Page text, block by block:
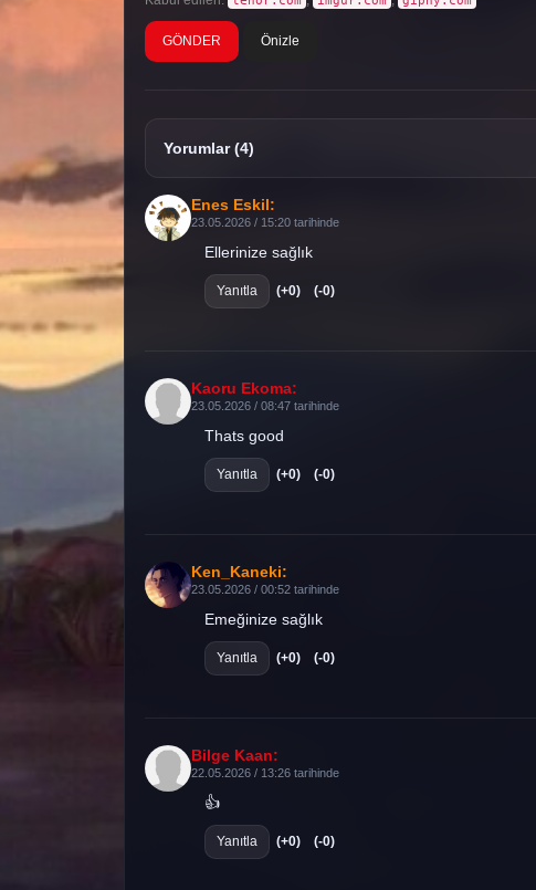
Önizle
Yorumlar (4)
Enes Eskil:
23.05.2026 / 15:20 tarihinde
Ellerinize sağlık
Yanıtla (+0) (-0)
Kaoru Ekoma:
23.05.2026 / 08:47 tarihinde
Thats good
Yanıtla (+0) (-0)
Ken_Kaneki:
23.05.2026 / 00:52 tarihinde
Emeğinize sağlık
Yanıtla (+0) (-0)
Bilge Kaan:
22.05.2026 / 13:26 tarihinde
👍
Yanıtla (+0) (-0)